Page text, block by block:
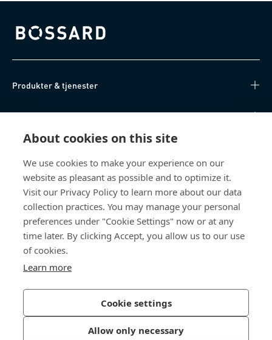
About cookies on this site
We use cookies to make your experience on our
website as pleasant as possible and to optimize it.
Visit our Privacy Policy to learn more about our data
collection practices. You may manage your personal
preferences under "Cookie Settings" now or at any
time later. By clicking Accept, you allow us to our use
of cookies.
Learn more
Cookie settings
Allow only necessary
Bossard homepage
Produkter & tjenester
Videnscenter
Om os
Bossard Danmark
Stamholmen 150
2650 Hvidovre